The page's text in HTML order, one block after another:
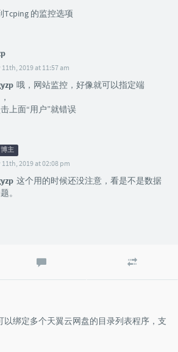
Tcping 的监控选项
2019 at 11:57 am
哦，网站监控，好像就可以指定端
上面“用户”就错误
博主
2019 at 02:08 pm
这个用的时候还没注意，看是不是数据
。
评
文
以绑定多个天翼云网盘的目录列表程序，支